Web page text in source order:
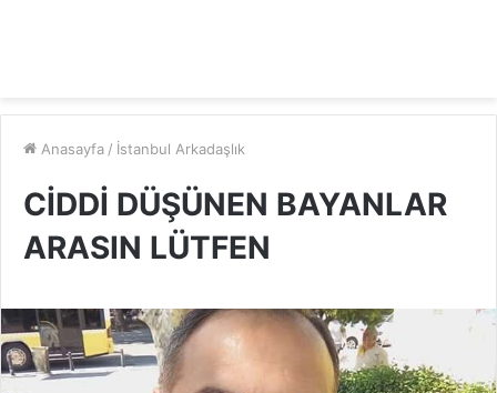
Anasayfa / İstanbul Arkadaşlık
CİDDİ DÜŞÜNEN BAYANLAR
ARASIN LÜTFEN